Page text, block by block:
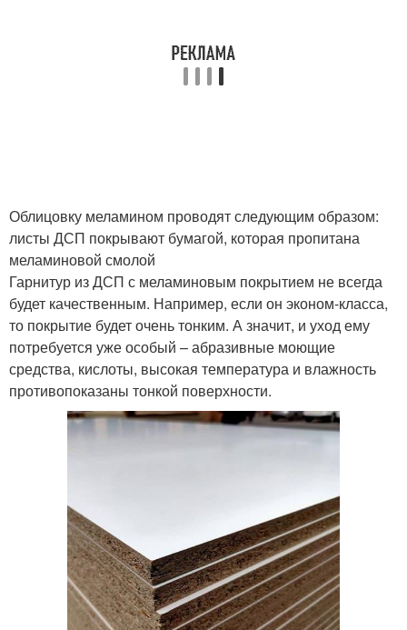
Облицовку меламином проводят следующим образом:
листы ДСП покрывают бумагой, которая пропитана
меламиновой смолой
Гарнитур из ДСП с меламиновым покрытием не всегда
будет качественным. Например, если он эконом-класса,
то покрытие будет очень тонким. А значит, и уход ему
потребуется уже особый – абразивные моющие
средства, кислоты, высокая температура и влажность
противопоказаны тонкой поверхности.